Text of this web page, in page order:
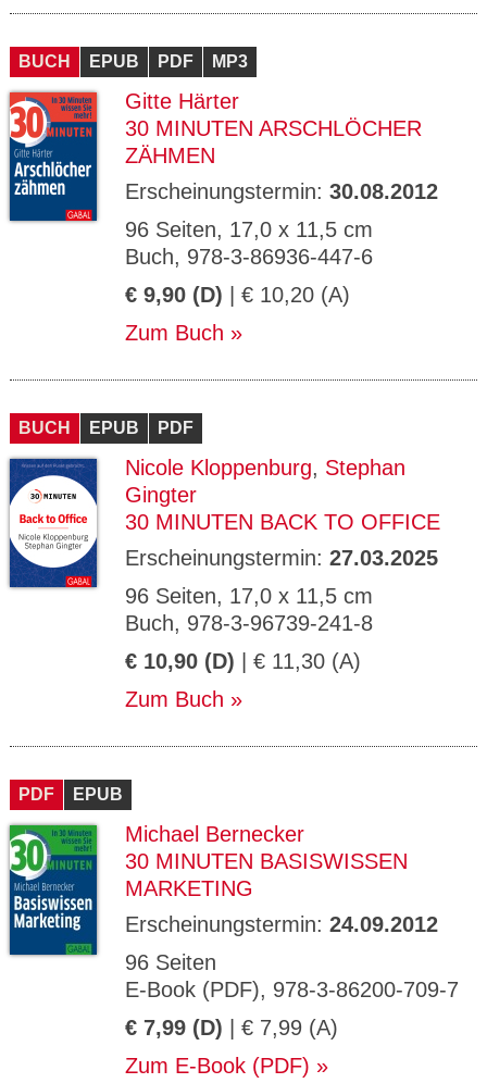
BUCH EPUB PDF MP3
Gitte Härter
30 MINUTEN ARSCHLÖCHER
ZÄHMEN
Erscheinungstermin: 30.08.2012
96 Seiten, 17,0 x 11,5 cm
Buch, 978-3-86936-447-6
€ 9,90 (D) | € 10,20 (A)
Zum Buch
BUCH EPUB PDF
Nicole Kloppenburg, Stephan
Gingter
30 MINUTEN BACK TO OFFICE
Erscheinungstermin: 27.03.2025
96 Seiten, 17,0 x 11,5 cm
Buch, 978-3-96739-241-8
€ 10,90 (D) | € 11,30 (A)
Zum Buch
PDF EPUB
Michael Bernecker
30 MINUTEN BASISWISSEN
MARKETING
Erscheinungstermin: 24.09.2012
96 Seiten
E-Book (PDF), 978-3-86200-709-7
€ 7,99 (D) | € 7,99 (A)
Zum E-Book (PDF)